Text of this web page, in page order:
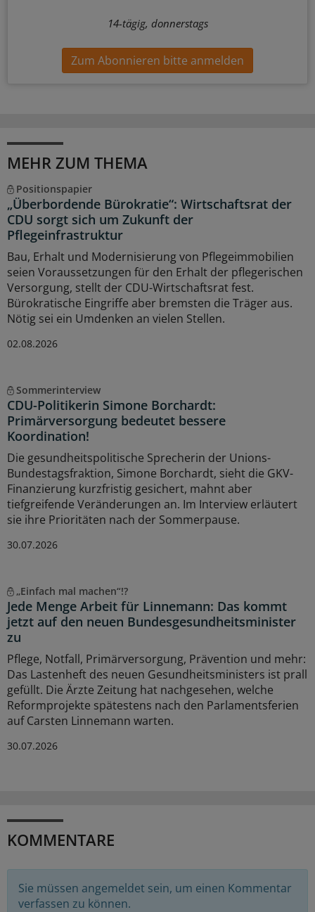
14-tägig, donnerstags
Zum Abonnieren bitte anmelden
MEHR ZUM THEMA
Positionspapier
„Überbordende Bürokratie“: Wirtschaftsrat der
CDU sorgt sich um Zukunft der
Pflegeinfrastruktur
Bau, Erhalt und Modernisierung von Pflegeimmobilien
seien Voraussetzungen für den Erhalt der pflegerischen
Versorgung, stellt der CDU-Wirtschaftsrat fest.
Bürokratische Eingriffe aber bremsten die Träger aus.
Nötig sei ein Umdenken an vielen Stellen.
02.08.2026
Sommerinterview
CDU-Politikerin Simone Borchardt:
Primärversorgung bedeutet bessere
Koordination!
Die gesundheitspolitische Sprecherin der Unions-
Bundestagsfraktion, Simone Borchardt, sieht die GKV-
Finanzierung kurzfristig gesichert, mahnt aber
tiefgreifende Veränderungen an. Im Interview erläutert
sie ihre Prioritäten nach der Sommerpause.
30.07.2026
„Einfach mal machen“!?
Jede Menge Arbeit für Linnemann: Das kommt
jetzt auf den neuen Bundesgesundheitsminister
zu
Pflege, Notfall, Primärversorgung, Prävention und mehr:
Das Lastenheft des neuen Gesundheitsministers ist prall
gefüllt. Die Ärzte Zeitung hat nachgesehen, welche
Reformprojekte spätestens nach den Parlamentsferien
auf Carsten Linnemann warten.
30.07.2026
KOMMENTARE
Sie müssen angemeldet sein, um einen Kommentar
verfassen zu können.